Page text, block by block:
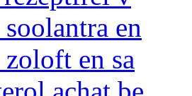
soolantra en
zoloft en sa